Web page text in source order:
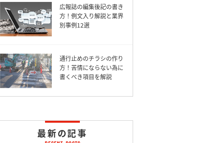
広報誌の編集後記の書き
方！例文入り解説と業界
別事例12選
通行止めのチラシの作り
方！苦情にならない為に
書くべき項目を解説
最新の記事